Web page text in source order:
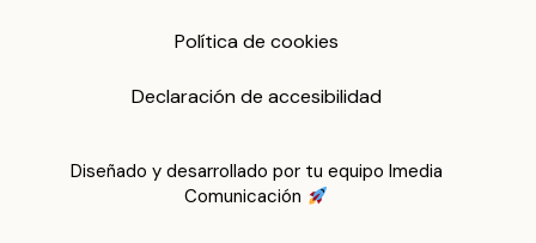
Política de cookies
Declaración de accesibilidad
Diseñado y desarrollado por tu equipo Imedia
Comunicación